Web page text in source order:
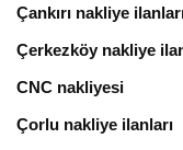
Çankırı nakliye
Çerkezköy nakliye
CNC nakliyesi
Çorlu nakliye ilanları